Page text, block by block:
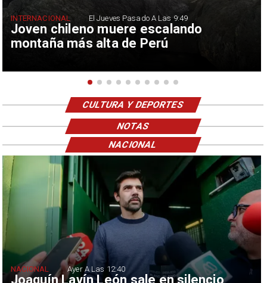
Joven chileno muere escalando
montaña más alta de Perú
INTERNACIONAL El Jueves Pasado A Las 9:49
CULTURA Y DEPORTES
NOTAS
Joaquín Lavín León sale en silencio
NACIONAL Ayer A Las 12:40
NACIONAL